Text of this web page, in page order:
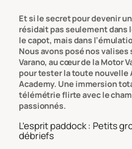
Et si le secret pour devenir
résidait pas seulement dans
le capot, mais dans
Nous avons posé nos valises
Varano, au cœur de la Motor
pour tester la toute nouvelle
Academy. Une immersion
télémétrie flirte avec le
passionnés.
L’esprit paddock : Petits
débriefs